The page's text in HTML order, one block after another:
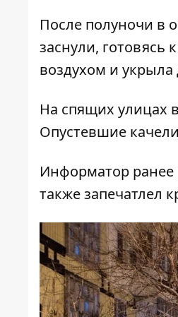
После полуночи в
заснули,
воздухом и
На спящих улицах
Опустевшие
Информатор ранее
такжезапечатлел